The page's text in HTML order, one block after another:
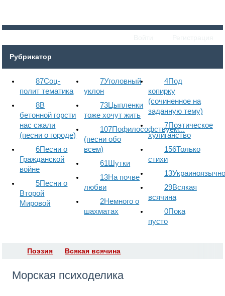
Рубрикатор
87Соц-
полит тематика
8В
бетонной горсти
нас сжали
(песни о городе)
6Песни о
Гражданской
войне
5Песни о
Второй
Мировой
7Уголовный
уклон
73Цыпленки
тоже хочут жить
107Пофилософствуем...
(песни обо
всем)
61Шутки
13На почве
любви
2Немного о
шахматах
4Под
копирку
(сочиненное на
заданную тему)
7Поэтическое
хулиганство
156Только
стихи
13
29Всякая
всячина
0Пока
пусто
Поэзия Всякая всячина
Морская психоделика